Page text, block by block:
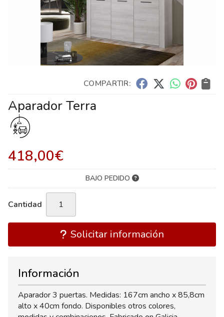
COMPARTIR:
Aparador Terra
418,00€
BAJO PEDIDO
Cantidad
Solicitar información
Información
Aparador 3 puertas. Medidas: 167cm ancho x 85,8cm
alto x 40cm fondo. Disponibles otros colores,